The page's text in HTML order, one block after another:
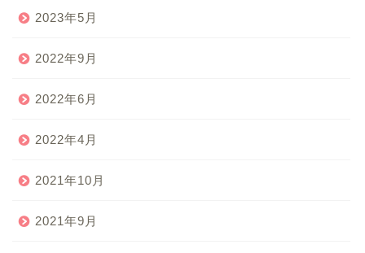
2023年5月
2022年9月
2022年6月
2022年4月
2021年10月
2021年9月